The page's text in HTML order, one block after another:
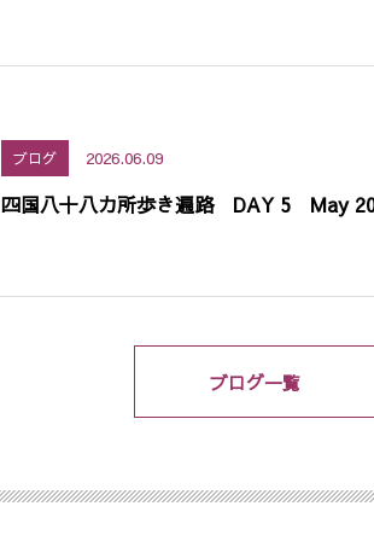
ブログ 2026.06.09
四国八十八カ所歩き遍路 DAY 5 May
ブログ一覧